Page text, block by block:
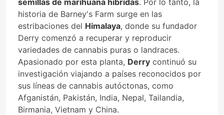
historia de Barney's Farm surge en las
estribaciones del Himalaya, donde su fundador
Derry comenzó a recuperar y reproducir
variedades de cannabis puras o landraces.
Apasionado por esta planta, Derry continuó su
investigación viajando a países reconocidos por
sus líneas de cannabis autóctonas, como
Afganistán, Pakistán, India, Nepal, Tailandia,
Birmania, Vietnam y China.